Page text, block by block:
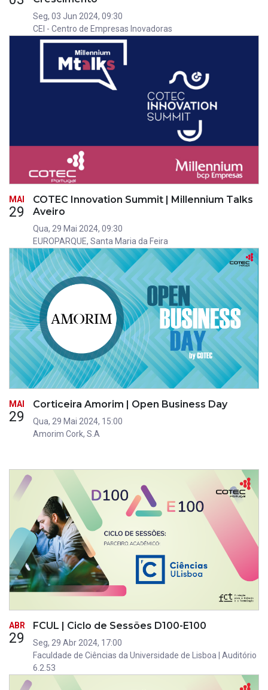
Seg, 03 Jun 2024, 09:30
CEI - Centro de Empresas Inovadoras
MAI
29
COTEC Innovation Summit | Millennium Talks
Aveiro
Qua, 29 Mai 2024, 09:30
EUROPARQUE, Santa Maria da Feira
MAI
29
Corticeira Amorim | Open Business Day
Qua, 29 Mai 2024, 15:00
Amorim Cork, S.A
ABR
29
FCUL | Ciclo de Sessões D100-E100
Seg, 29 Abr 2024, 17:00
Faculdade de Ciências da Universidade de Lisboa | Auditório
6.2.53